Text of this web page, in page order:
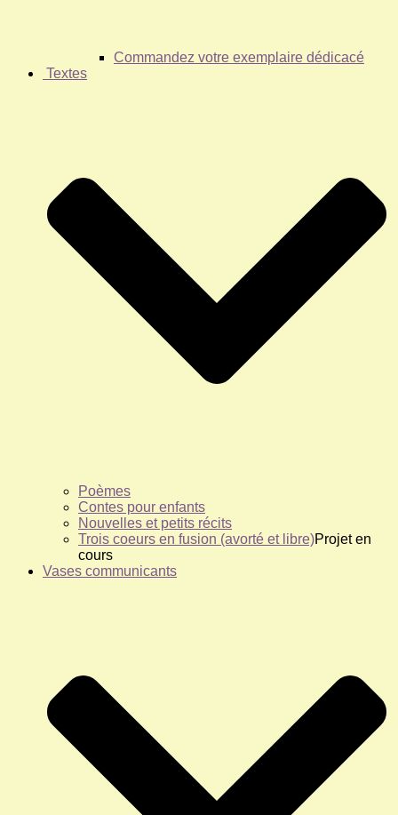
Commandez votre exemplaire dédicacé
Textes
Poèmes
Contes pour enfants
Nouvelles et petits récits
Trois coeurs en fusion (avorté et libre)Projet en
cours
Vases communicants